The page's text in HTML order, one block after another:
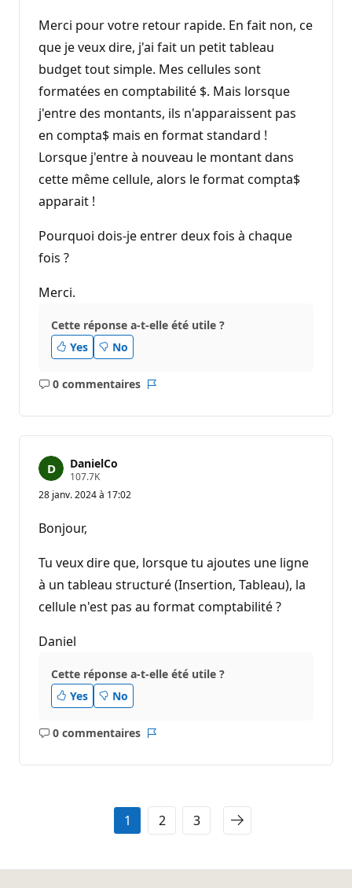
Merci pour votre retour rapide. En fait non, ce
que je veux dire, j'ai fait un petit tableau
budget tout simple. Mes cellules sont
formatées en comptabilité $. Mais lorsque
j'entre des montants, ils n'apparaissent pas
en compta$ mais en format standard !
Lorsque j'entre à nouveau le montant dans
cette même cellule, alors le format compta$
apparait !
Pourquoi dois-je entrer deux fois à chaque
fois ?
Merci.
Cette réponse a-t-elle été utile ?
Yes
No
0 commentaires
Aucun
DanielCo
107.7KP
o
i
e
r
é
p
u
n
28 janv. 2024 à 17:02
Bonjour,
Tu veux dire que, lorsque tu ajoutes une ligne
à un tableau structuré (Insertion, Tableau), la
cellule n'est pas au format comptabilité ?
Daniel
Cette réponse a-t-elle été utile ?
Yes
No
0 commentaires
Aucun
1 2 3